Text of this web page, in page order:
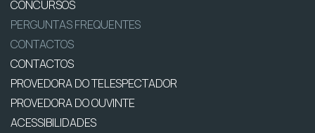
CONCURSOS
PERGUNTAS FREQUENTES
CONTACTOS
CONTACTOS
PROVEDORA DO TELESPECTADOR
PROVEDORA DO OUVINTE
ACESSIBILIDADES